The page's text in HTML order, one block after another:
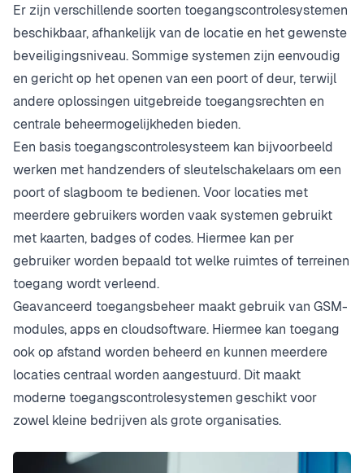
Er zijn verschillende soorten toegangscontrolesystemen
beschikbaar, afhankelijk van de locatie en het gewenste
beveiligingsniveau. Sommige systemen zijn eenvoudig
en gericht op het openen van een poort of deur, terwijl
andere oplossingen uitgebreide toegangsrechten en
centrale beheermogelijkheden bieden.
Een basis toegangscontrolesysteem kan bijvoorbeeld
werken met handzenders of sleutelschakelaars om een
poort of slagboom te bedienen. Voor locaties met
meerdere gebruikers worden vaak systemen gebruikt
met kaarten, badges of codes. Hiermee kan per
gebruiker worden bepaald tot welke ruimtes of terreinen
toegang wordt verleend.
Geavanceerd toegangsbeheer maakt gebruik van GSM-
modules, apps en cloudsoftware. Hiermee kan toegang
ook op afstand worden beheerd en kunnen meerdere
locaties centraal worden aangestuurd. Dit maakt
moderne toegangscontrolesystemen geschikt voor
zowel kleine bedrijven als grote organisaties.